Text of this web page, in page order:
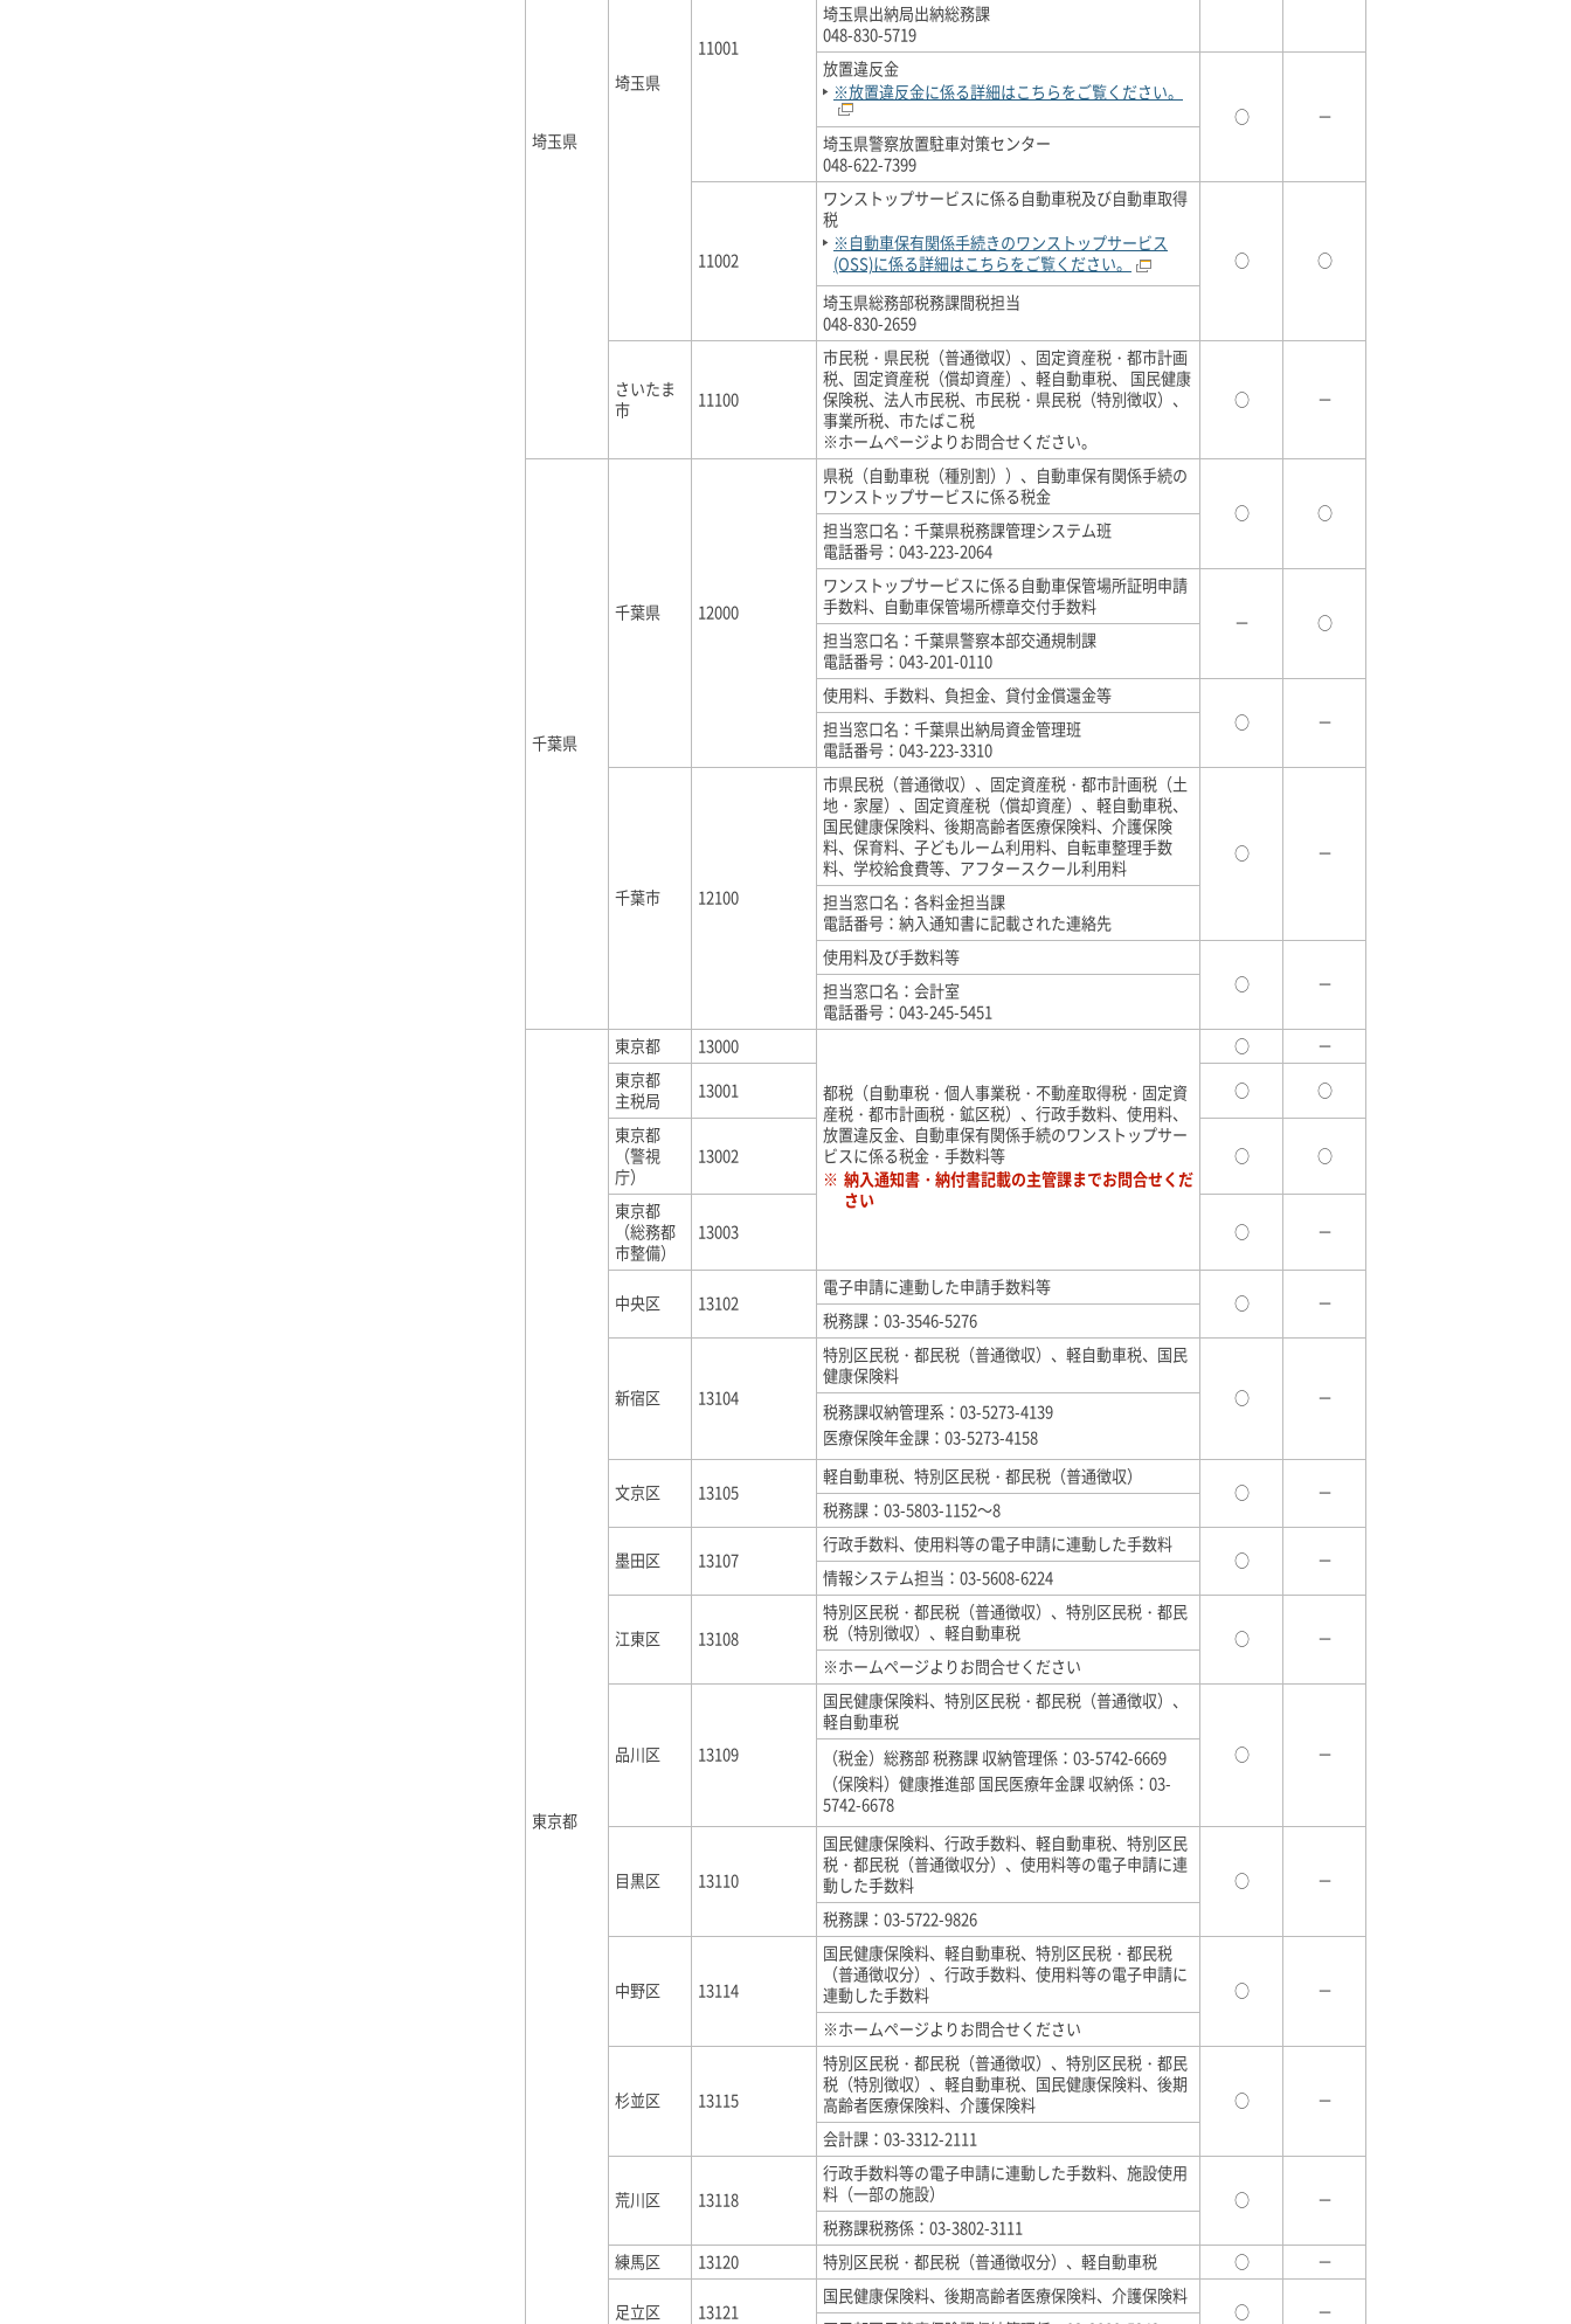
埼玉県
埼玉県
11001
埼玉県出納局出納総務課
048-830-5719
放置違反金
※放置違反金に係る詳細はこちらをご覧ください。
○
－
埼玉県警察放置駐車対策センター
048-622-7399
11002
ワンストップサービスに係る自動車税及び自動車取得
税
※自動車保有関係手続きのワンストップサービス
(OSS)に係る詳細はこちらをご覧ください。
○
○
埼玉県総務部税務課間税担当
048-830-2659
さいたま
市
11100
市民税・県民税（普通徴収）、固定資産税・都市計画
税、固定資産税（償却資産）、軽自動車税、 国民健康
保険税、法人市民税、市民税・県民税（特別徴収）、
事業所税、市たばこ税
※ホームページよりお問合せください。
○ －
千葉県
千葉県 12000
県税（自動車税（種別割））、自動車保有関係手続の
ワンストップサービスに係る税金
○ ○
担当窓口名：千葉県税務課管理システム班
電話番号：043-223-2064
ワンストップサービスに係る自動車保管場所証明申請
手数料、自動車保管場所標章交付手数料
－ ○
担当窓口名：千葉県警察本部交通規制課
電話番号：043-201-0110
使用料、手数料、負担金、貸付金償還金等
○
－
担当窓口名：千葉県出納局資金管理班
電話番号：043-223-3310
千葉市 12100
市県民税（普通徴収）、固定資産税・都市計画税（土
地・家屋）、固定資産税（償却資産）、軽自動車税、
国民健康保険料、後期高齢者医療保険料、介護保険
料、保育料、子どもルーム利用料、自転車整理手数
料、学校給食費等、アフタースクール利用料
○ －
担当窓口名：各料金担当課
電話番号：納入通知書に記載された連絡先
使用料及び手数料等
○
－
担当窓口名：会計室
電話番号：043-245-5451
東京都
東京都 13000
都税（自動車税・個人事業税・不動産取得税・固定資
産税・都市計画税・鉱区税）、行政手数料、使用料、
放置違反金、自動車保有関係手続のワンストップサー
ビスに係る税金・手数料等
※ 納入通知書・納付書記載の主管課までお問合せくだ
さい
○
－
東京都
主税局
13001 ○
○
東京都
（警視
庁）
13002 ○ ○
東京都
（総務都
市整備）
13003 ○ －
中央区 13102
電子申請に連動した申請手数料等
○ －
税務課：03-3546-5276
新宿区 13104
特別区民税・都民税（普通徴収）、軽自動車税、国民
健康保険料
○
－
税務課収納管理系：03-5273-4139
医療保険年金課：03-5273-4158
文京区 13105
軽自動車税、特別区民税・都民税（普通徴収）
○ －
税務課：03-5803-1152～8
墨田区 13107
行政手数料、使用料等の電子申請に連動した手数料
○ －
情報システム担当：03-5608-6224
江東区 13108
特別区民税・都民税（普通徴収）、特別区民税・都民
税（特別徴収）、軽自動車税
○
－
※ホームページよりお問合せください
品川区 13109
国民健康保険料、特別区民税・都民税（普通徴収）、
軽自動車税
○
－
（税金）総務部 税務課 収納管理係：03-5742-6669
（保険料）健康推進部 国民医療年金課 収納係：03-
5742-6678
目黒区 13110
国民健康保険料、行政手数料、軽自動車税、特別区民
税・都民税（普通徴収分）、使用料等の電子申請に連
動した手数料
○
－
税務課：03-5722-9826
中野区 13114
国民健康保険料、軽自動車税、特別区民税・都民税
（普通徴収分）、行政手数料、使用料等の電子申請に
連動した手数料
○
－
※ホームページよりお問合せください
杉並区 13115
特別区民税・都民税（普通徴収）、特別区民税・都民
税（特別徴収）、軽自動車税、国民健康保険料、後期
高齢者医療保険料、介護保険料
○
－
会計課：03-3312-2111
荒川区 13118
行政手数料等の電子申請に連動した手数料、施設使用
料（一部の施設）
○
－
税務課税務係：03-3802-3111
練馬区
13120 特別区民税・都民税（普通徴収分）、軽自動車税 ○ －
足立区 13121
国民健康保険料、後期高齢者医療保険料、介護保険料
○ －